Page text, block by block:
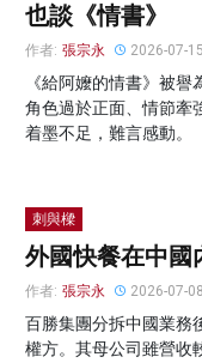
也談《情書》
作者: 張宗永 2026-07-15
《給阿嬤的情書》被
角色過於正面、情節牽
着墨不足，難言感動。
刺與樑
外國快餐在中國
作者: 張宗永 2026-07-08
百勝集團分拆中國業務
權方。其母公司雖營收